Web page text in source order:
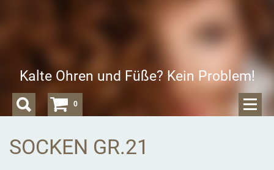
Kalte Ohren und Füße? Kein Problem!
SOCKEN GR.21
0